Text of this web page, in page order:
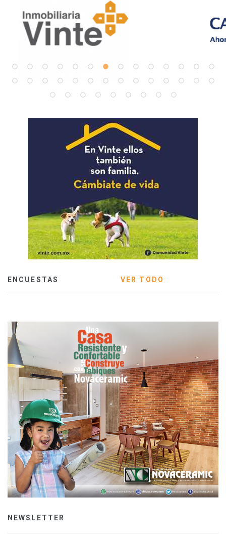
ENCUESTAS VER TODO
NEWSLETTER